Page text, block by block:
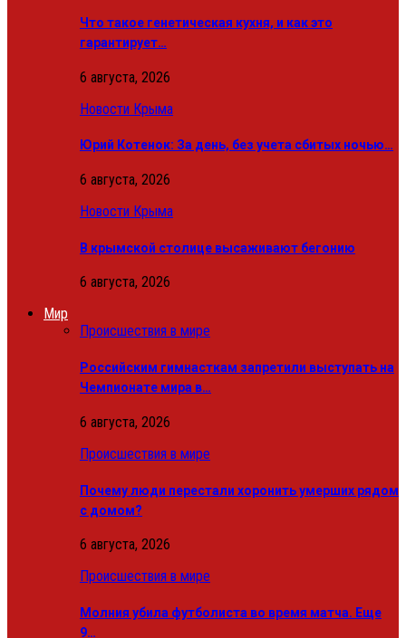
Что такое генетическая кухня, и как это
гарантирует…
6 августа, 2026
Новости Крыма
Юрий Котенок: За день, без учета сбитых ночью…
6 августа, 2026
Новости Крыма
В крымской столице высаживают бегонию
6 августа, 2026
Мир
Происшествия в мире
Российским гимнасткам запретили выступать на
Чемпионате мира в…
6 августа, 2026
Происшествия в мире
Почему люди перестали хоронить умерших рядом
с домом?
6 августа, 2026
Происшествия в мире
Молния убила футболиста во время матча. Еще
9…